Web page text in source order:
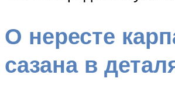
О нересте
сазана в